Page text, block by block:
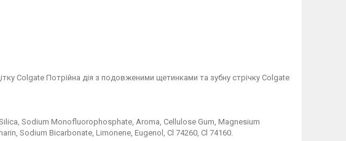
Colgate Потрійна дія з подовженими щетинками та зубну стрічку Colgate
Sodium Monofluorophosphate, Aroma, Cellulose Gum, Magnesium
Sodium Bicarbonate, Limonene, Eugenol, Cl 74260, Cl 74160.